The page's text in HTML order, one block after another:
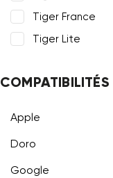
Tiger France
Tiger Lite
COMPATIBILITÉS
Apple
Doro
Google